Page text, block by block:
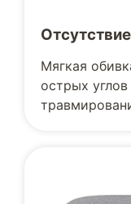
Мягкая
острых